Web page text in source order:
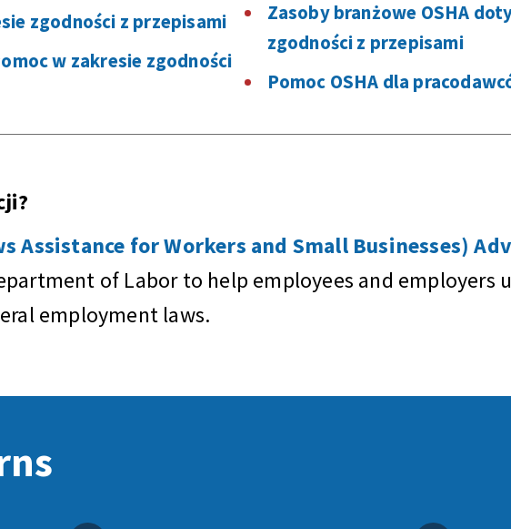
zgodności z przepisami
w zakresie zgodności
Zasoby branżowe OSHA
zgodności z przepisami
Pomoc OSHA dla
Assistance for Workers and Small Businesses)
of Labor to help employees and employers
employment laws.